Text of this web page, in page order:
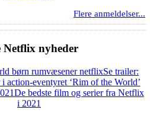
Flere anmeldelser...
Netflix nyheder
Se trailer:
action-eventyret ‘Rim of the World’
De bedste film og serier fra Netflix
i 2021